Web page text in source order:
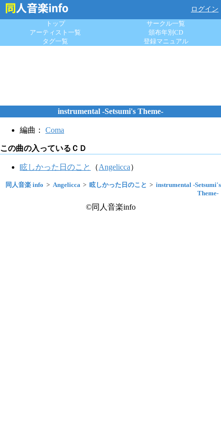
ログイン
トップ
サークル一覧
アーティスト一覧
頒布年別CD
タグ一覧
登録マニュアル
instrumental -Setsumi's Theme-
編曲： Coma
この曲の入っているＣＤ
眩しかった日のこと （Angelicca）
同人音楽 info Angelicca 眩しかった日のこと
instrumental -Setsumi's
Theme-
©同人音楽info